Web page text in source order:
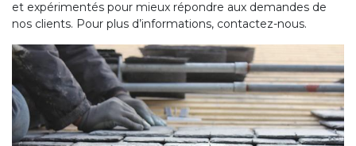
et expérimentés pour mieux répondre aux demandes de
nos clients. Pour plus d’informations, contactez-nous.